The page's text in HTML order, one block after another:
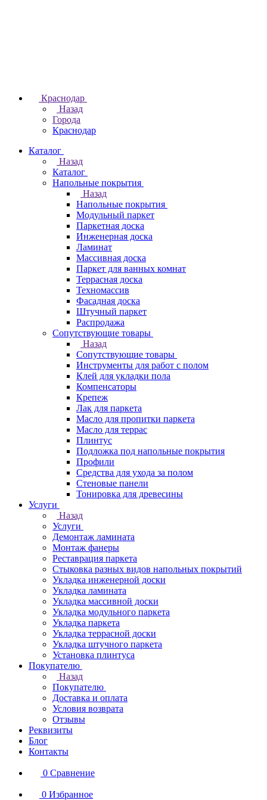
Краснодар
Назад
Города
Краснодар
Каталог
Назад
Каталог
Напольные покрытия
Назад
Напольные покрытия
Модульный паркет
Паркетная доска
Инженерная доска
Ламинат
Массивная доска
Паркет для ванных комнат
Террасная доска
Техномассив
Фасадная доска
Штучный паркет
Распродажа
Сопутствующие товары
Назад
Сопутствующие товары
Инструменты для работ с полом
Клей для укладки пола
Компенсаторы
Крепеж
Лак для паркета
Масло для пропитки паркета
Масло для террас
Плинтус
Подложка под напольные покрытия
Профили
Средства для ухода за полом
Стеновые панели
Тонировка для древесины
Услуги
Назад
Услуги
Демонтаж ламината
Монтаж фанеры
Реставрация паркета
Стыковка разных видов напольных покрытий
Укладка инженерной доски
Укладка ламината
Укладка массивной доски
Укладка модульного паркета
Укладка паркета
Укладка террасной доски
Укладка штучного паркета
Установка плинтуса
Покупателю
Назад
Покупателю
Доставка и оплата
Условия возврата
Отзывы
Реквизиты
Блог
Контакты
0 Сравнение
0 Избранное